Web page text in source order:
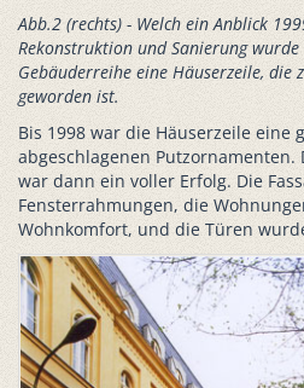
Abb.2 (rechts) - Welch ein Anblick
Rekonstruktion und Sanierung
Gebäuderreihe eine Häuserzeile, die
geworden ist.
Bis 1998 war die Häuserzeile eine
abgeschlagenen Putzornamenten.
war dann ein voller Erfolg. Die
Fensterrahmungen, die
Wohnkomfort, und die Türen